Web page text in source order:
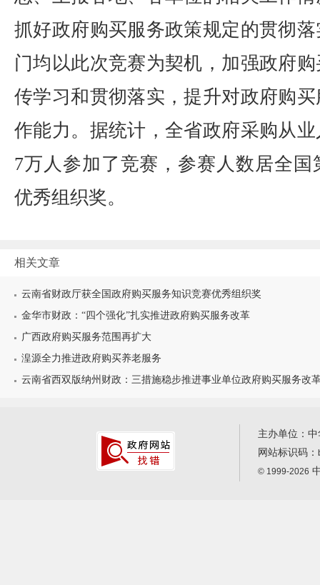
抓好政府购买服务政策规定的贯彻
门均以此次竞赛为契机，加强政府
传学习和贯彻落实，提升对政府购
作能力。据统计，全省政府采购从
7万人参加了竞赛，参赛人数居全
优秀组织奖。
相关文章
云南省财政厅获全国政府购买服务知识竞赛优秀组织奖
金华市财政：“四个强化”扎实推进政府购买服务改革
广西政府购买服务范围再扩大
湟源全力推进政府购买养老服务
云南省西双版纳州财政：三措施稳步推进事业单位政府购买服务改
主办单位：
网站标识码：
© 1999-2026